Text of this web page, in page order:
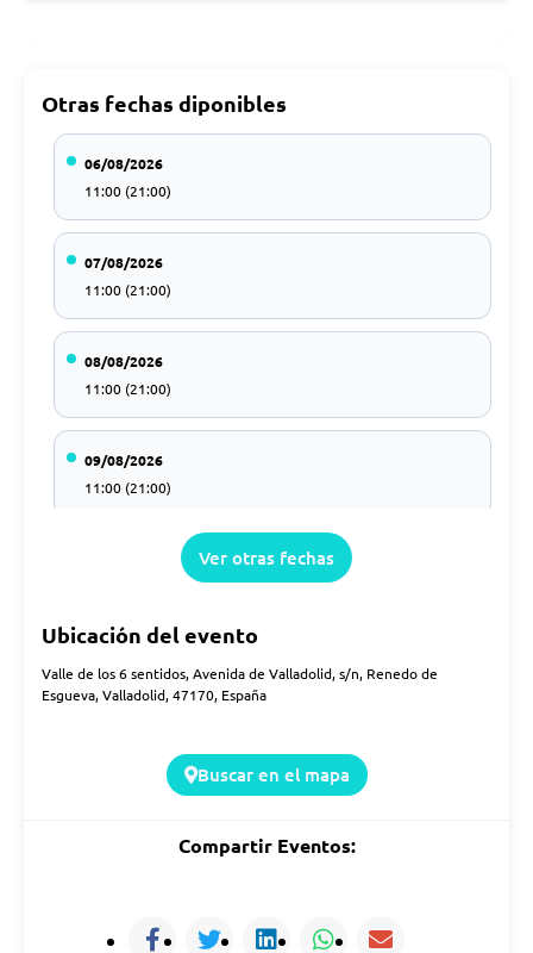
Otras fechas diponibles
06/08/2026
11:00 (21:00)
07/08/2026
11:00 (21:00)
08/08/2026
11:00 (21:00)
09/08/2026
11:00 (21:00)
11:00 (21:00)
11:00 (21:00)
Ver otras fechas
Ubicación del evento
Valle de los 6 sentidos, Avenida de Valladolid, s/n, Renedo de
Esgueva, Valladolid, 47170, España
Buscar en el mapa
Compartir Eventos: